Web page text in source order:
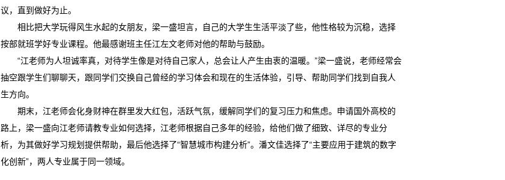
议，直到做好为止。
相比把大学玩得风生水起的女朋友，梁一盛坦言，自己的大学生生活平淡了些，他性格较为沉稳，选择
按部就班学好专业课程。他最感谢班主任江左文老师对他的帮助与鼓励。
“江老师为人坦诚率真，对待学生像是对待自己家人，总会让人产生由衷的温暖。”梁一盛说，老师经常会
抽空跟学生们聊聊天，跟同学们交换自己曾经的学习体会和现在的生活体验，引导、帮助同学们找到自我人
生方向。
期末，江老师会化身财神在群里发大红包，活跃气氛，缓解同学们的复习压力和焦虑。申请国外高校的
路上，梁一盛向江老师请教专业如何选择，江老师根据自己多年的经验，给他们做了细致、详尽的专业分
析，为其做好学习规划提供帮助，最后他选择了“智慧城市构建分析”。潘文佳选择了“主要应用于建筑的数字
化创新”，两人专业属于同一领域。